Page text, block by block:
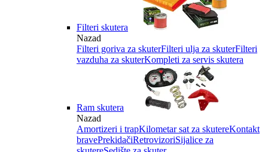
Filteri skutera
Nazad
Filteri goriva za skuterFilteri ulja za skuterFilteri
vazduha za skuterKompleti za servis skutera
Ram skutera
Nazad
Amortizeri i trapKilometar sat za skutereKontakt
bravePrekidačiRetrovizoriSijalice za